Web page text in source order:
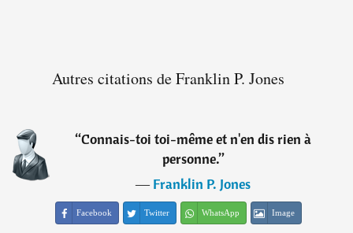
Autres citations de Franklin P. Jones
“Connais-toi toi-même et n'en dis rien à
personne.”
―Franklin P. Jones
Facebook Twitter WhatsApp Image